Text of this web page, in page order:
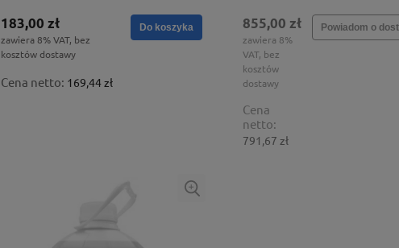
183,00 zł
zawiera 8% VAT, bez
kosztów dostawy
Cena netto: 169,44 zł
Do koszyka 855,00 zł
zawiera 8%
VAT, bez
kosztów
dostawy
Cena
netto:
791,67 zł
Powiadom o